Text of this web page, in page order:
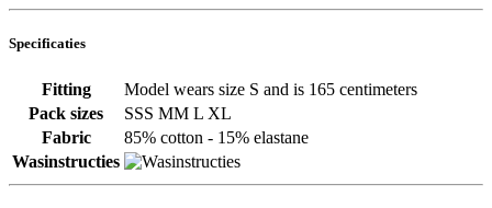
Specificaties
Fitting
Model wears size S and is 165 centimeters
Pack sizes
SSS MM L XL
Fabric
85% cotton - 15% elastane
Wasinstructies